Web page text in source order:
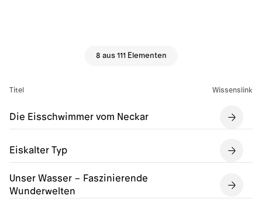
8 aus 111 Elementen
Titel Wissenslink
Die Eisschwimmer vom Neckar
Eiskalter Typ
Unser Wasser – Faszinierende
Wunderwelten